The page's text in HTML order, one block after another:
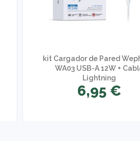
kit Cargador de Pared
WA03 USB-A 12W +
Lightning
6,95 €